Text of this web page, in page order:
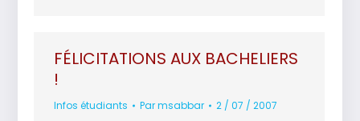
FÉLICITATIONS AUX BACHELIERS
!
Infos étudiants Parmsabbar 2 / 07 / 2007